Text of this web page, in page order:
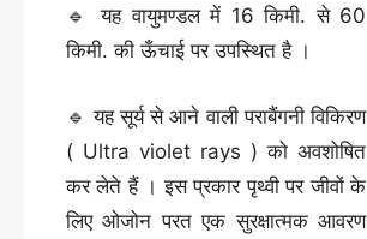
🔹 यह वायुमण्डल में 16 किमी. से 60
किमी. की ऊँचाई पर उपस्थित है ।
🔹 यह सूर्य से आने वाली पराबैंगनी विकिरण
( Ultra violet rays ) को अवशोषित
कर लेते हैं । इस प्रकार पृथ्वी पर जीवों के
लिए ओजोन परत एक सुरक्षात्मक आवरण